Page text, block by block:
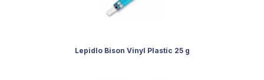
Lepidlo Bison Vinyl Plastic 25 g